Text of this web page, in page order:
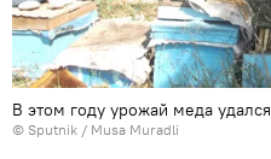
В этом году урожай меда удался
© Sputnik / Musa Muradli